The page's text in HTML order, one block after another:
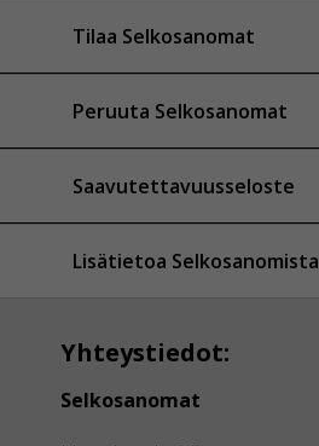
Tilaa Selkosanomat
Peruuta Selkosanomat
Saavutettavuusseloste
Lisätietoa Selkosanomista
Yhteystiedot:
Selkosanomat